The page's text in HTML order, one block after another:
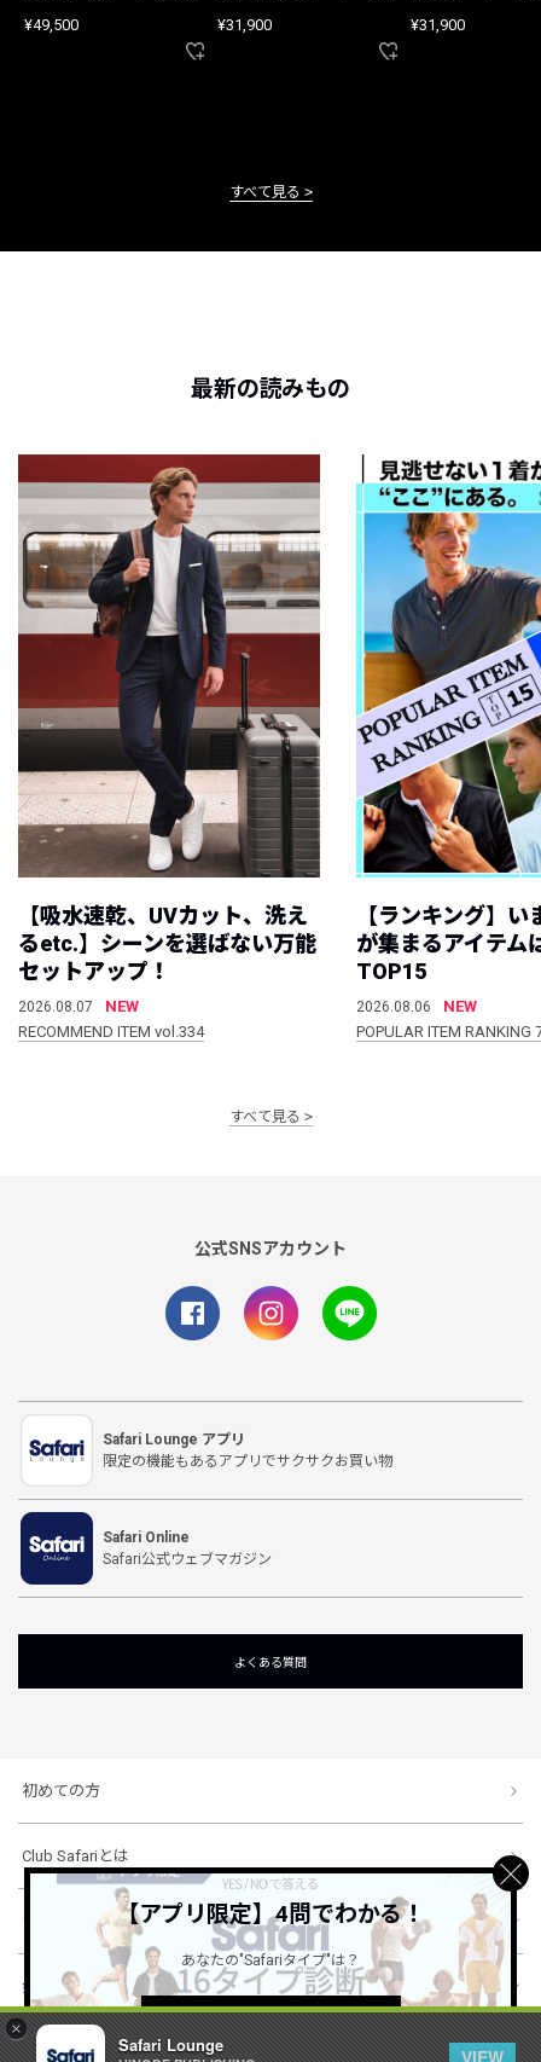
×
Safari Lounge
VIEW
¥49,500 ¥31,900 ¥31,900
すべて見る
最新の読みもの
【吸水速乾、UVカット、洗え
るetc.】シーンを選ばない万能
セットアップ！
2026.08.07
NEW
RECOMMEND ITEM vol.334
【ランキング】
が集まるアイテム
TOP15
2026.08.06
NEW
POPULAR ITEM
すべて見る
公式SNSアカウント
Safari Lounge アプリ
限定の機能もあるアプリでサクサクお買い物
Safari Online
Safari公式ウェブマガジン
よくある質問
初めての方
Club Safariとは
ショッピングガイド
会社概要・規約
【アプリ限定】4問でわかる！
あなたの"Safariタイプ"は？
詳しくはこちら ＞